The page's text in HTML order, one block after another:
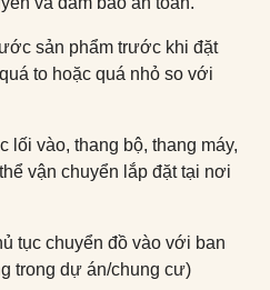
sản phẩm trước khi đặt
to hoặc quá nhỏ so với
lối vào, thang bộ, thang máy,
vận chuyển lắp đặt tại nơi
tục chuyển đồ vào với ban
trong dự án/chung cư)